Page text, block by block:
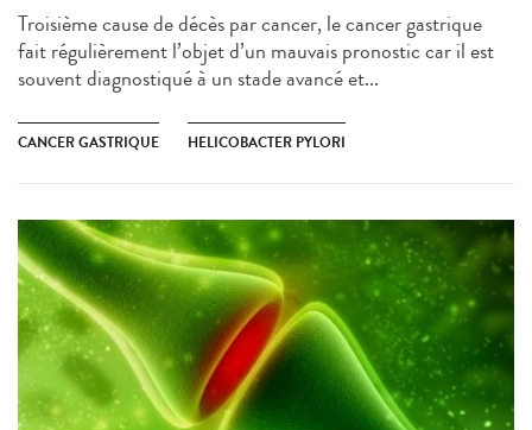
Troisième cause de décès par cancer, le cancer gastrique
fait régulièrement l’objet d’un mauvais pronostic car il est
souvent diagnostiqué à un stade avancé et...
CANCER GASTRIQUE HELICOBACTER PYLORI